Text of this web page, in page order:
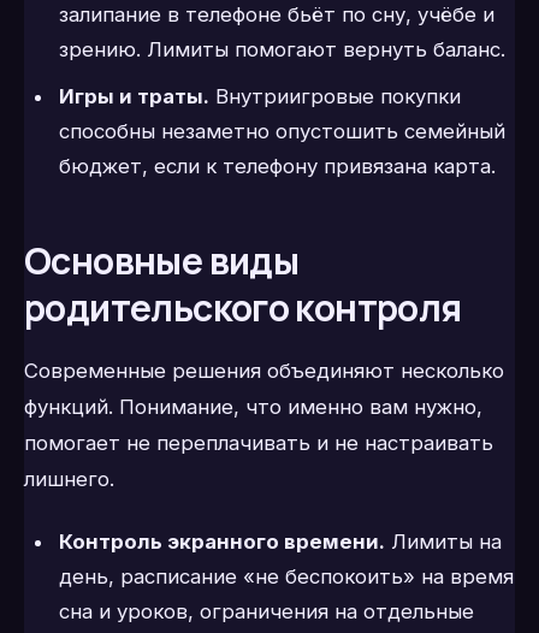
залипание в телефоне бьёт по сну, учёбе и
зрению. Лимиты помогают вернуть баланс.
Игры и траты. Внутриигровые покупки
способны незаметно опустошить семейный
бюджет, если к телефону привязана карта.
Основные виды
родительского контроля
Современные решения объединяют несколько
функций. Понимание, что именно вам нужно,
помогает не переплачивать и не настраивать
лишнего.
Контроль экранного времени. Лимиты на
день, расписание «не беспокоить» на время
сна и уроков, ограничения на отдельные